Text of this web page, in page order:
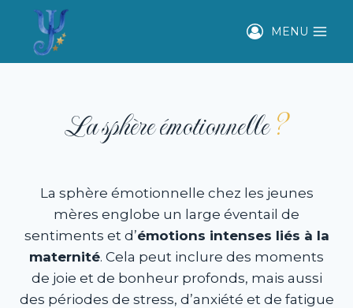
contenu
MENU
La sphère émotionnelle?
La sphère émotionnelle chez les jeunes
mères englobe un large éventail de
sentiments et d’émotions intenses liés à la
maternité. Cela peut inclure des moments
de joie et de bonheur profonds, mais aussi
des périodes de stress, d’anxiété et de fatigue